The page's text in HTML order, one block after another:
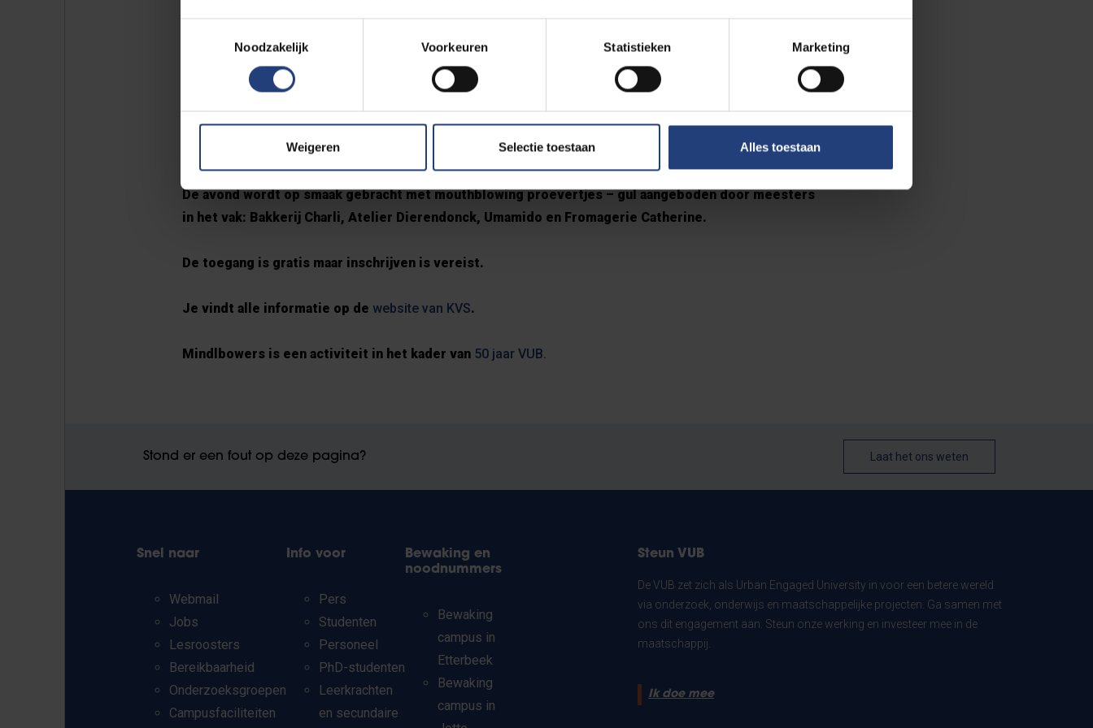
Noodzakelijk
Voorkeuren Statistieken Marketing
Weigeren Selectie toestaan Alles toestaan
Mindblowers dus: een ontmoeting tussen wetenschappers en podiumlui. Performances én
weer leegmaken op een onvergetelijk en mindblowing feestje - mét silent disco door PILAR
(KultuurKaffee) in onze café Brazza.
De avond wordt op smaak gebracht met mouthblowing proevertjes – gul aangeboden door meesters
in het vak: Bakkerij Charli, Atelier Dierendonck, Umamido en Fromagerie Catherine.
De toegang is gratis maar inschrijven is vereist.
Je vindt alle informatie op de website van KVS.
Mindlbowers is een activiteit in het kader van 50 jaar VUB.
Stond er een fout op deze pagina? Laat het ons weten
Snel naar
Webmail
Jobs
Lesroosters
Bereikbaarheid
Onderzoeksgroepen
Campusfaciliteiten
Info voor
Pers
Studenten
Personeel
PhD-studenten
Leerkrachten
en secundaire
Bewaking en
noodnummers
Bewaking
campus in
Etterbeek
Bewaking
campus in
Steun VUB
De VUB zet zich als Urban Engaged University in voor een betere wereld
via onderzoek, onderwijs en maatschappelijke projecten. Ga samen met
ons dit engagement aan. Steun onze werking en investeer mee in de
maatschappij.
Ik doe mee